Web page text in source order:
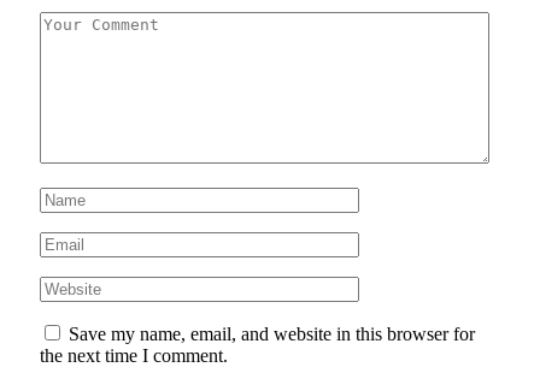
Save my name, email, and website in this browser for
the next time I comment.